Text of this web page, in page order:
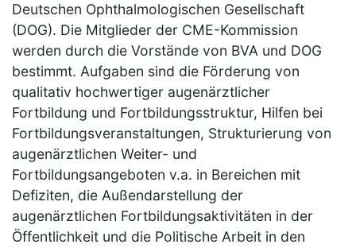
Deutschen Ophthalmologischen Gesellschaft
(DOG). Die Mitglieder der CME-Kommission
werden durch die Vorstände von BVA und DOG
bestimmt. Aufgaben sind die Förderung von
qualitativ hochwertiger augenärztlicher
Fortbildung und Fortbildungsstruktur, Hilfen bei
Fortbildungsveranstaltungen, Strukturierung von
augenärztlichen Weiter- und
Fortbildungsangeboten v.a. in Bereichen mit
Defiziten, die Außendarstellung der
augenärztlichen Fortbildungsaktivitäten in der
Öffentlichkeit und die Politische Arbeit in den